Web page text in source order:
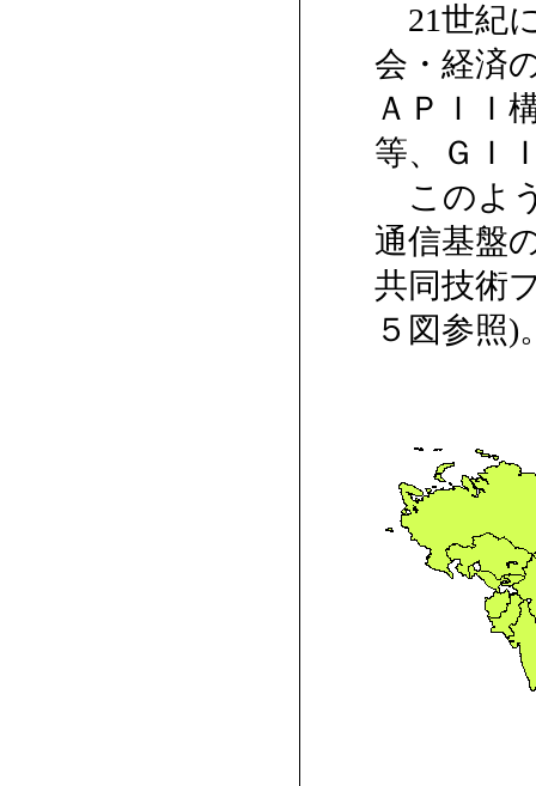
21世紀
会・経済
ＡＰＩＩ
等、ＧＩ
このよ
通信基盤
共同技術
５図参照)